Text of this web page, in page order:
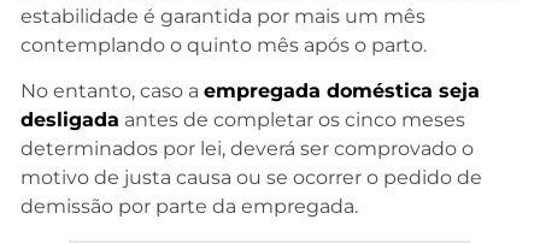
estabilidade é garantida por mais um mês
contemplando o quinto mês após o parto.
No entanto, caso a empregada doméstica seja
desligada antes de completar os cinco meses
determinados por lei, deverá ser comprovado o
motivo de justa causa ou se ocorrer o pedido de
demissão por parte da empregada.